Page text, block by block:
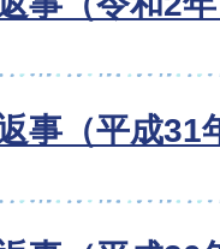
事（平成31